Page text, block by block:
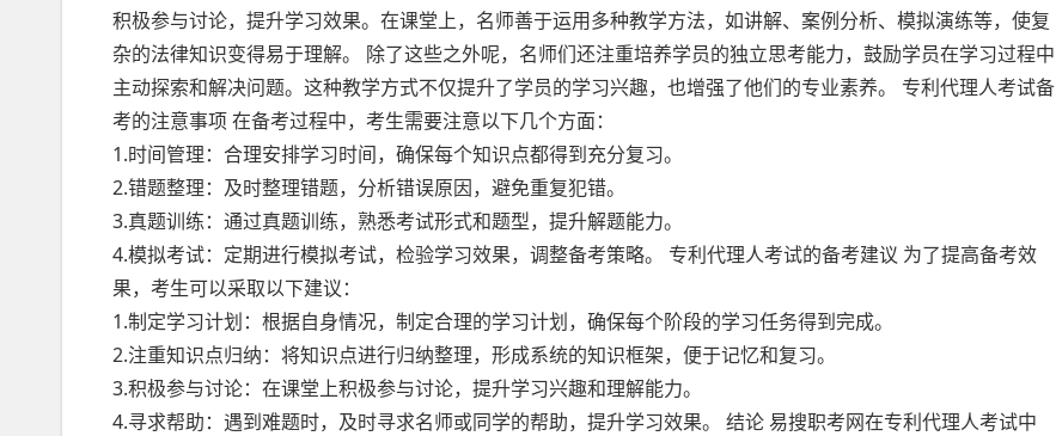
积极参与讨论，提升学习效果。在课堂上，名师善于运用多种教学方法，如讲解、案例分析、模拟演练等，使复
杂的法律知识变得易于理解。 除了这些之外呢，名师们还注重培养学员的独立思考能力，鼓励学员在学习过程中
主动探索和解决问题。这种教学方式不仅提升了学员的学习兴趣，也增强了他们的专业素养。 专利代理人考试备
考的注意事项 在备考过程中，考生需要注意以下几个方面：
1.时间管理：合理安排学习时间，确保每个知识点都得到充分复习。
2.错题整理：及时整理错题，分析错误原因，避免重复犯错。
3.真题训练：通过真题训练，熟悉考试形式和题型，提升解题能力。
4.模拟考试：定期进行模拟考试，检验学习效果，调整备考策略。 专利代理人考试的备考建议 为了提高备考效
果，考生可以采取以下建议：
1.制定学习计划：根据自身情况，制定合理的学习计划，确保每个阶段的学习任务得到完成。
2.注重知识点归纳：将知识点进行归纳整理，形成系统的知识框架，便于记忆和复习。
3.积极参与讨论：在课堂上积极参与讨论，提升学习兴趣和理解能力。
4.寻求帮助：遇到难题时，及时寻求名师或同学的帮助，提升学习效果。 结论 易搜职考网在专利代理人考试中